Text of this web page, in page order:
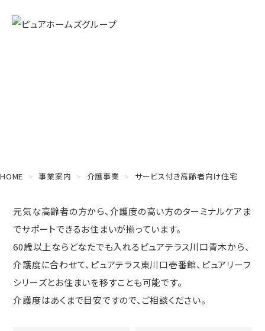
HOME 事業案内 介護事業 サービス付き高齢者向け住宅
元気な高齢者の方から、介護度の高い方のターミナルケアま
でサポートできるお住まいが揃っています。
60歳以上ならどなたでも入れるピュアテラス川口青木から、
介護度に合わせて、ピュアテラス東川口壱番館、ピュアリーフ
シリーズとお住まいを移すことも可能です。
介護度はあくまで目安ですので、ご相談ください。